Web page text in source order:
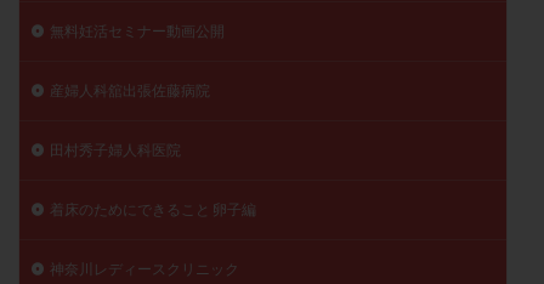
無料妊活セミナー動画公開
産婦人科舘出張佐藤病院
田村秀子婦人科医院
着床のためにできること 卵子編
神奈川レディースクリニック